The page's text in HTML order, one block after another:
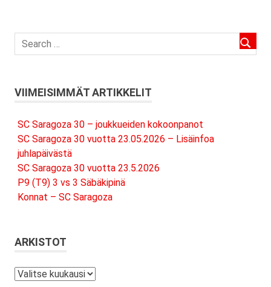
VIIMEISIMMÄT ARTIKKELIT
SC Saragoza 30 – joukkueiden kokoonpanot
SC Saragoza 30 vuotta 23.05.2026 – Lisäinfoa
juhlapäivästä
SC Saragoza 30 vuotta 23.5.2026
P9 (T9) 3 vs 3 Säbäkipinä
Konnat – SC Saragoza
ARKISTOT
Arkistot